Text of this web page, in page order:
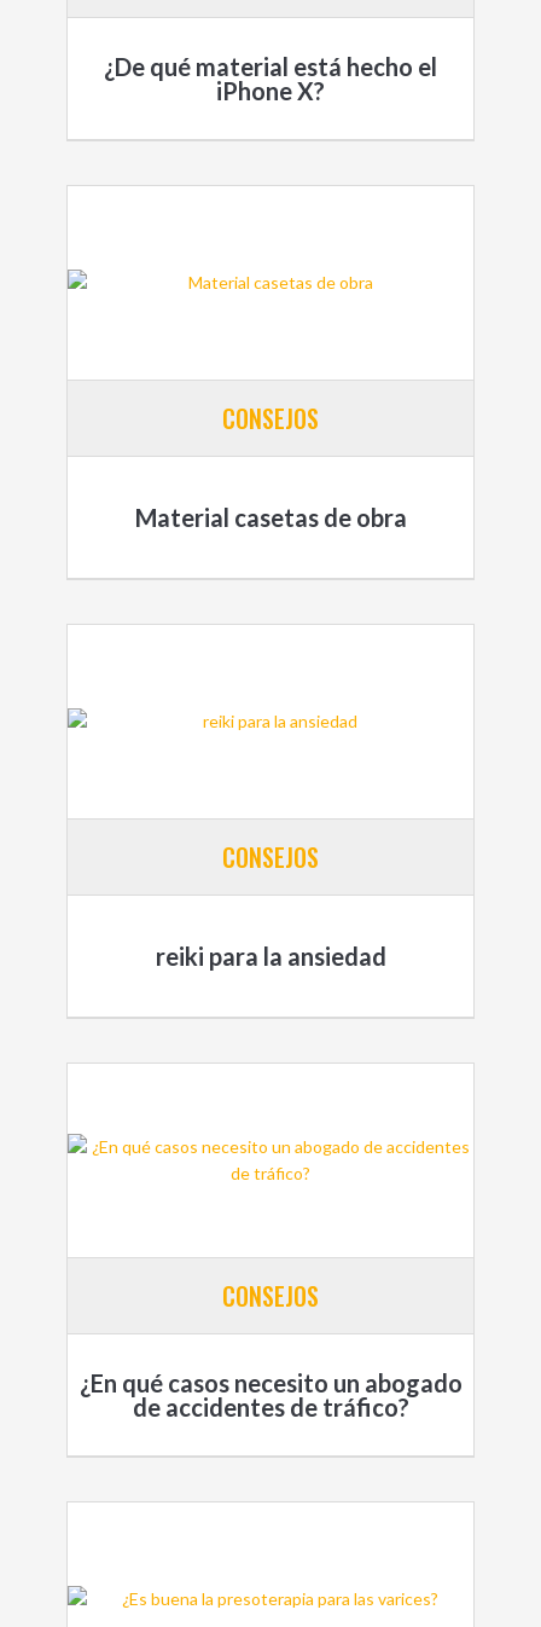
¿De qué material está hecho el
iPhone X?
CONSEJOS
Material casetas de obra
CONSEJOS
reiki para la ansiedad
CONSEJOS
¿En qué casos necesito un abogado
de accidentes de tráfico?